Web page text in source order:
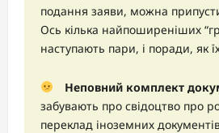
подання заяви, можна
Ось кілька найпоширеніших
наступають пари, і поради, як
Неповний комплект
забувають про свідоцтво про
переклад іноземних